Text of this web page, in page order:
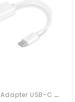
T
P-Link Adapter USB-C UC400